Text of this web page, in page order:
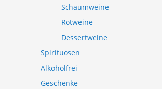
Schaumweine
Rotweine
Dessertweine
Spirituosen
Alkoholfrei
Geschenke